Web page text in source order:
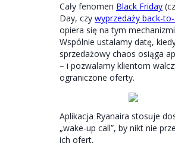
Cały fenomen Black Friday
Day, czy wyprzedaży back-
opiera się na tym
Wspólnie ustalamy datę,
sprzedażowy chaos osiąga
– i pozwalamy klientom
ograniczone oferty.
Aplikacja Ryanaira stosuje
„wake-up call”, by nikt nie
ich ofert.